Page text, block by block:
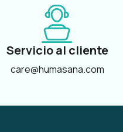
Servicio al cliente
care@humasana.com